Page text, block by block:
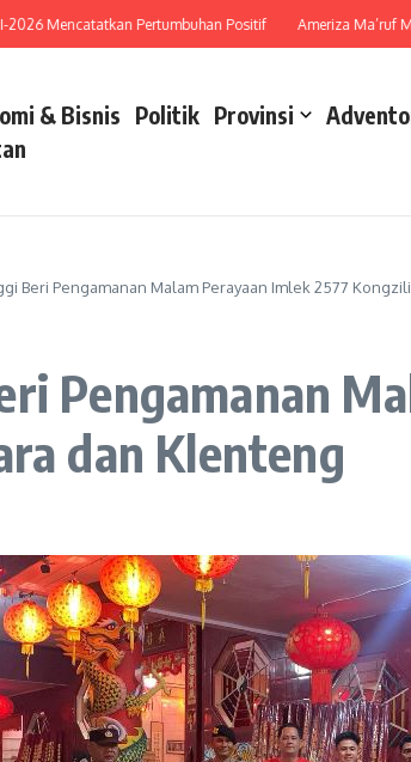
Mencatatkan Pertumbuhan Positif Ameriza Ma’ruf
& Bisnis Politik Provinsi
Beri Pengamanan Malam Perayaan Imlek 2577
Pengamanan
dan Klenteng